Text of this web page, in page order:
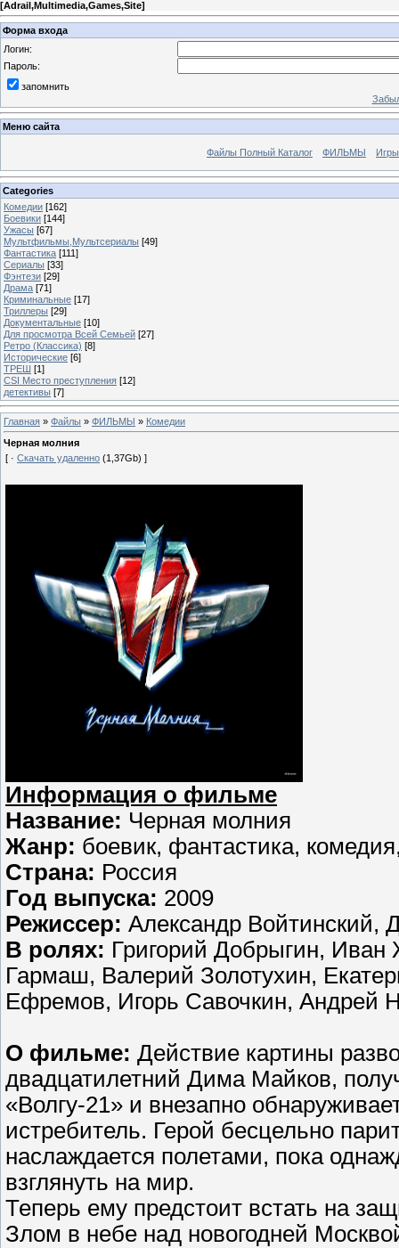
[Adrail,Multimedia,Games,Site]
Форма входа
Логин:
Пароль:
запомнить
Меню сайта
Файлы Полный Каталог ФИЛЬМЫ
Categories
Комедии [162]
Боевики [144]
Ужасы [67]
Мультфильмы,Мультсериалы [49]
Фантастика [111]
Сериалы [33]
Фэнтези [29]
Драма [71]
Криминальные [17]
Триллеры [29]
Документальные [10]
Для просмотра Всей Семьей [27]
Ретро (Классика) [8]
Исторические [6]
ТРЕШ [1]
CSI Место преступления [12]
детективы [7]
Главная » Файлы » ФИЛЬМЫ » Комедии
Черная молния
[ · Скачать удаленно (1,37Gb) ]
Информация о фильме
Название: Черная молния
Жанр: боевик, фантастика,
Страна: Россия
Год выпуска: 2009
Режиссер: Александр Войтинский,
В ролях: Григорий Добрыгин,
Гармаш, Валерий Золотухин,
Ефремов, Игорь Савочкин, Андрей
О фильме: Действие картины
двадцатилетний Дима Майков,
«Волгу-21» и внезапно
истребитель. Герой бесцельно
наслаждается полетами, пока
взглянуть на мир.
Теперь ему предстоит встать на
Злом в небе над новогодней